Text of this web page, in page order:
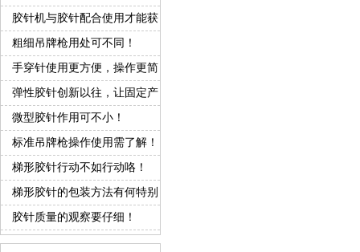
胶针机与胶针配合使用才能获
得好产品！
粗细吊牌枪用处可不同！
手穿针使用更方便，操作更简
单！
弹性胶针创新以往，让固定产
品变得更方便！
微型胶针作用可不小！
标准吊牌枪操作使用需了解！
梯形胶针行动不如行动咯！
梯形胶针的包装方法有何特别
之处？
胶针质量的观察要仔细！